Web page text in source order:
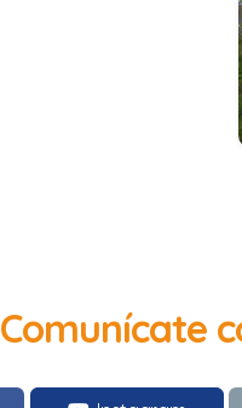
Comunícate